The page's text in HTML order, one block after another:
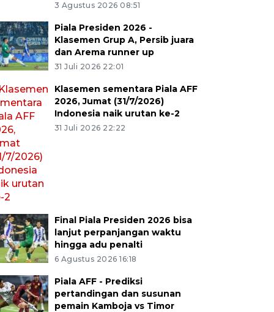
3 Agustus 2026 08:51
Piala Presiden 2026 -
Klasemen Grup A, Persib juara
dan Arema runner up
31 Juli 2026 22:01
Klasemen sementara Piala AFF
2026, Jumat (31/7/2026)
Indonesia naik urutan ke-2
31 Juli 2026 22:22
Final Piala Presiden 2026 bisa
lanjut perpanjangan waktu
hingga adu penalti
6 Agustus 2026 16:18
Piala AFF - Prediksi
pertandingan dan susunan
pemain Kamboja vs Timor